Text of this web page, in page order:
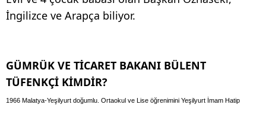
İngilizce ve Arapça biliyor.
GÜMRÜK VE TİCARET BAKANI BÜLENT
TÜFENKÇİ KİMDİR?
1966 Malatya-Yeşilyurt doğumlu. Ortaokul ve Lise öğrenimini Yeşilyurt İmam Hatip